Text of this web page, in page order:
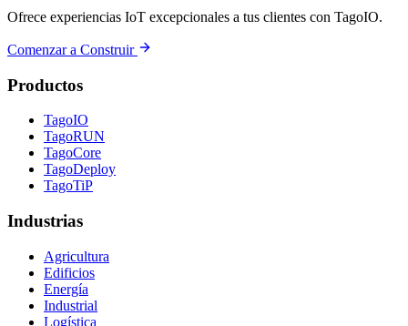
Ofrece experiencias IoT excepcionales a tus clientes con TagoIO.
Comenzar a Construir
Productos
TagoIO
TagoRUN
TagoCore
TagoDeploy
TagoTiP
Industrias
Agricultura
Edificios
Energía
Industrial
Logística